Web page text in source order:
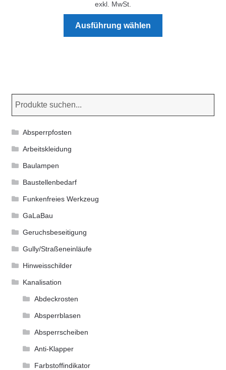
gewählt
exkl. MwSt.
Ausführung wählen
Die
Absperrpfosten
Arbeitskleidung
Baulampen
Baustellenbedarf
Funkenfreies Werkzeug
GaLaBau
Geruchsbeseitigung
Gully/Straßeneinläufe
Hinweisschilder
Kanalisation
Abdeckrosten
Absperrblasen
Absperrscheiben
Anti-Klapper
Farbstoffindikator